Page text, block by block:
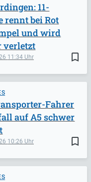
bookmark_border
11:34
11-
rennt bei Rot
und wird
verletzt
bookmark_border
10:26
Fahrer
auf A5 schwer